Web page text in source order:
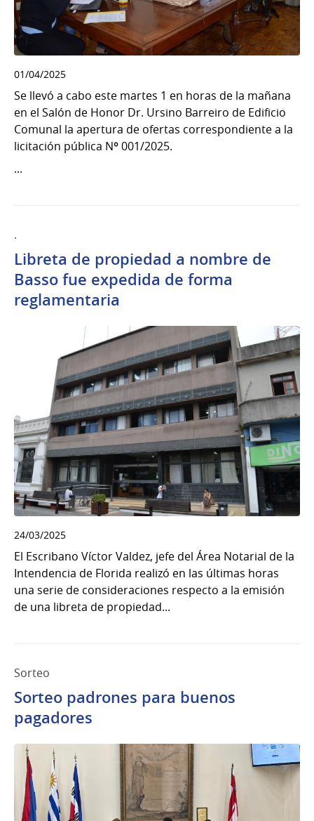
01/04/2025
Se llevó a cabo este martes 1 en horas de la mañana
en el Salón de Honor Dr. Ursino Barreiro de Edificio
Comunal la apertura de ofertas correspondiente a la
licitación pública Nº 001/2025.
...
.
Libreta de propiedad a nombre de
Basso fue expedida de forma
reglamentaria
24/03/2025
El Escribano Víctor Valdez, jefe del Área Notarial de la
Intendencia de Florida realizó en las últimas horas
una serie de consideraciones respecto a la emisión
de una libreta de propiedad...
Sorteo
Sorteo padrones para buenos
pagadores